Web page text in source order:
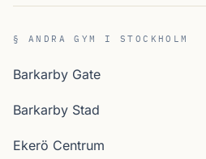
§ ANDRA GYM I STOCKHOLM
Barkarby Gate
Barkarby Stad
Ekerö Centrum